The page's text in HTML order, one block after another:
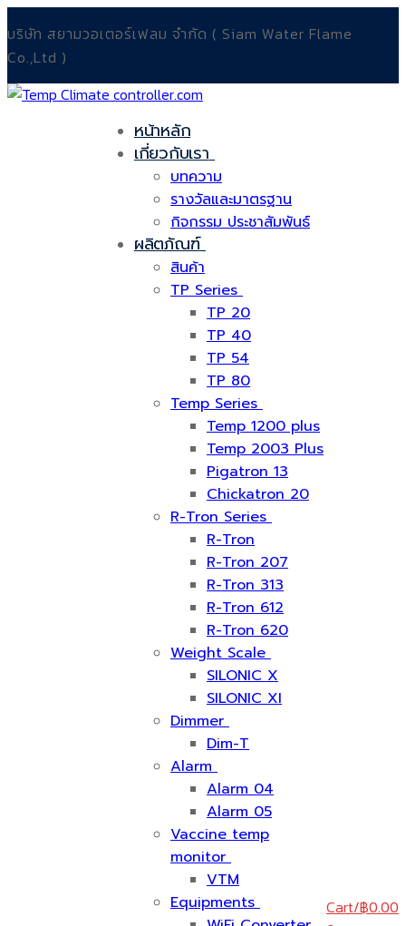
บริษัท สยามวอเตอร์เฟลม จำกัด ( Siam Water Flame
Co.,Ltd )
หน้าหลัก
เกี่ยวกับเรา
บทความ
รางวัลและมาตรฐาน
กิจกรรม ประชาสัมพันธ์
ผลิตภัณฑ์
สินค้า
TP Series
TP 20
TP 40
TP 54
TP 80
Temp Series
Temp 1200 plus
Temp 2003 Plus
Pigatron 13
Chickatron 20
R-Tron Series
R-Tron
R-Tron 207
R-Tron 313
R-Tron 612
R-Tron 620
Weight Scale
SILONIC X
SILONIC XI
Dimmer
Dim-T
Alarm
Alarm 04
Alarm 05
Vaccine temp
monitor
VTM
Equipments
Cart/฿0.00